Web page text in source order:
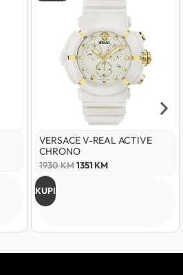
VERSACE V-REAL ACTIVE
CHRONO
1930KM 1351KM
KUPI